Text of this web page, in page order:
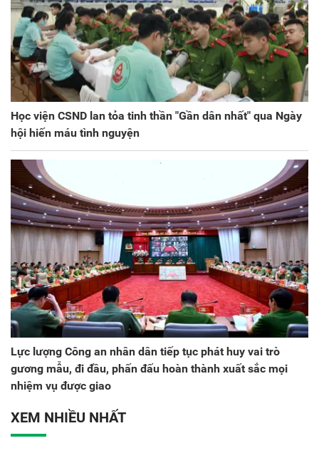
Học viện CSND lan tỏa tinh thần "Gần dân nhất" qua Ngày
hội hiến máu tình nguyện
Lực lượng Công an nhân dân tiếp tục phát huy vai trò
gương mẫu, đi đầu, phấn đấu hoàn thành xuất sắc mọi
nhiệm vụ được giao
XEM NHIỀU NHẤT